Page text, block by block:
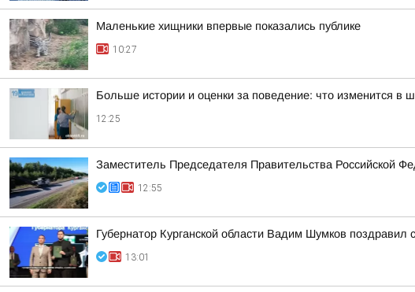
Маленькие хищники впервые показались публике
10:27
Больше истории и оценки за поведение: что изменится в
12:25
Заместитель Председателя Правительства Российской
12:55
Губернатор Курганской области Вадим Шумков поздравил
13:01